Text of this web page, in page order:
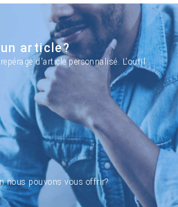
article?
d'article personnalisé. L'outil
nous pouvons vous offrir?